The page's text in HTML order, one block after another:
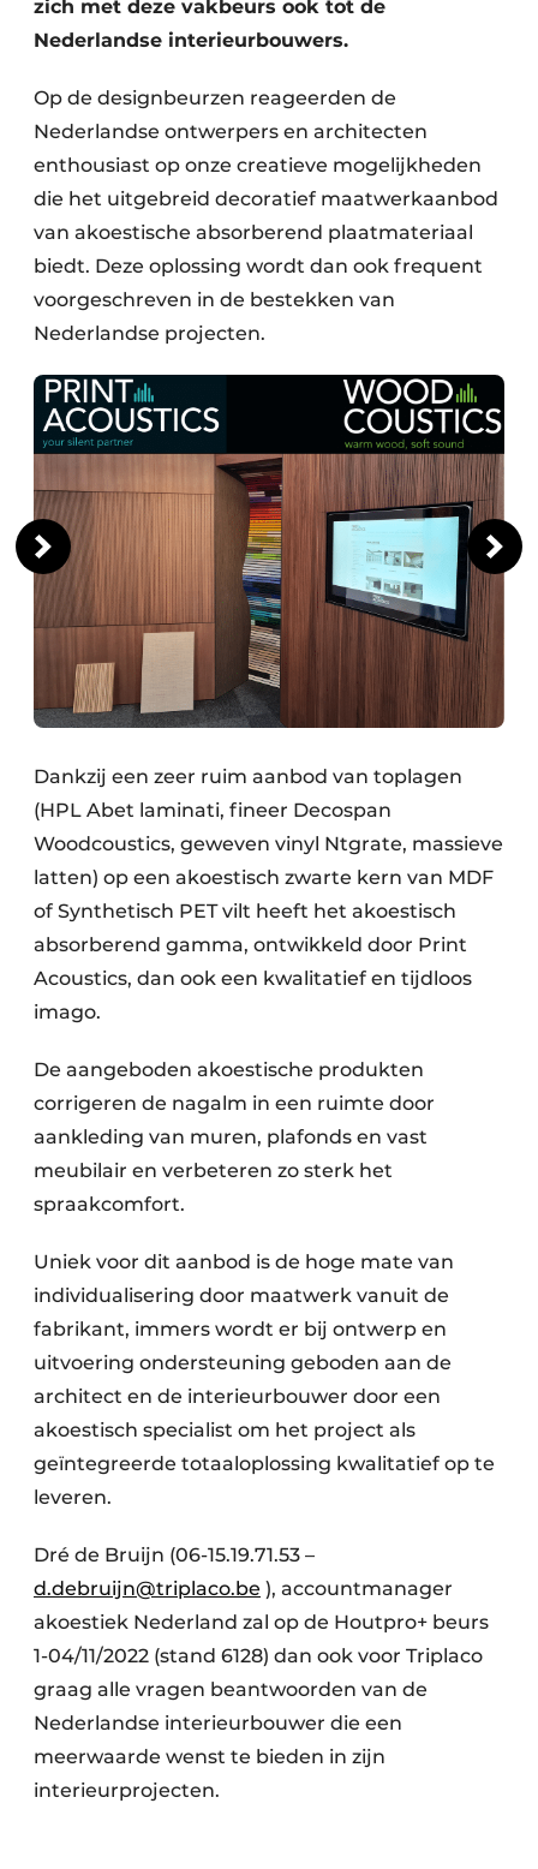
zich met deze vakbeurs ook tot de
Nederlandse interieurbouwers.
Op de designbeurzen reageerden de
Nederlandse ontwerpers en architecten
enthousiast op onze creatieve mogelijkheden
die het uitgebreid decoratief maatwerkaanbod
van akoestische absorberend plaatmateriaal
biedt. Deze oplossing wordt dan ook frequent
voorgeschreven in de bestekken van
Nederlandse projecten.
Dankzij een zeer ruim aanbod van toplagen
(HPL Abet laminati, fineer Decospan
Woodcoustics, geweven vinyl Ntgrate, massieve
latten) op een akoestisch zwarte kern van MDF
of Synthetisch PET vilt heeft het akoestisch
absorberend gamma, ontwikkeld door Print
Acoustics, dan ook een kwalitatief en tijdloos
imago.
De aangeboden akoestische produkten
corrigeren de nagalm in een ruimte door
aankleding van muren, plafonds en vast
meubilair en verbeteren zo sterk het
spraakcomfort.
Uniek voor dit aanbod is de hoge mate van
individualisering door maatwerk vanuit de
fabrikant, immers wordt er bij ontwerp en
uitvoering ondersteuning geboden aan de
architect en de interieurbouwer door een
akoestisch specialist om het project als
geïntegreerde totaaloplossing kwalitatief op te
leveren.
Dré de Bruijn (06-15.19.71.53 –
d.debruijn@triplaco.be ), accountmanager
akoestiek Nederland zal op de Houtpro+ beurs
1-04/11/2022 (stand 6128) dan ook voor Triplaco
graag alle vragen beantwoorden van de
Nederlandse interieurbouwer die een
meerwaarde wenst te bieden in zijn
interieurprojecten.